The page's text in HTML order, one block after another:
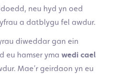
neu hyd yn oed
a datblygu fel awdur.
diweddar gan ein
eu hamser yma wedi cael
Mae’r geirdaon yn eu